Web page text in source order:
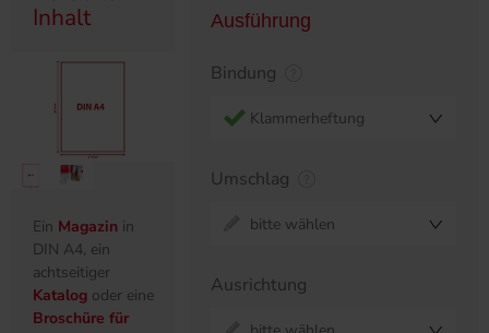
Inhalt
Ein Magazin in
DIN A4, ein
achtseitiger
Katalog oder eine
Broschüre für
Ausführung
Bindung
Klammerheftung
Umschlag
bitte wählen
Ausrichtung